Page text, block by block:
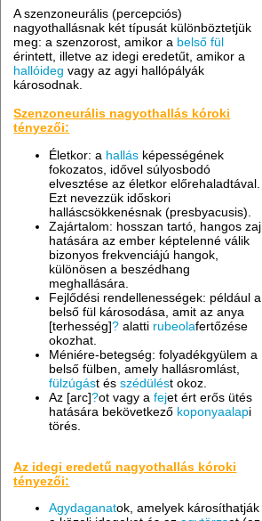
A szenzoneurális (percepciós)
nagyothallásnak két típusát különböztetjük
meg: a szenzorost, amikor a belső fül
érintett, illetve az idegi eredetűt, amikor a
hallóideg vagy az agyi hallópályák
károsodnak.
Szenzoneurális nagyothallás kóroki
tényezői:
Életkor: a hallás képességének
fokozatos, idővel súlyosbodó
elvesztése az életkor előrehaladtával.
Ezt nevezzük időskori
halláscsökkenésnak (presbyacusis).
Zajártalom: hosszan tartó, hangos zaj
hatására az ember képtelenné válik
bizonyos frekvenciájú hangok,
különösen a beszédhang
meghallására.
Fejlődési rendellenességek: például a
belső fül károsodása, amit az anya
[terhesség]? alatti rubeolafertőzése
okozhat.
Méniére-betegség: folyadékgyülem a
belső fülben, amely hallásromlást,
fülzúgást ésszédülést okoz.
Az [arc]?ot vagy afejet ért erős ütés
hatására bekövetkező koponyaalapi
törés.
Az idegi eredetű nagyothallás kóroki
tényezői:
Agydaganatok, amelyek károsíthatják